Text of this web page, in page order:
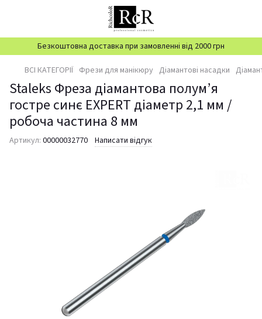
Безкоштовна доставка при замовленні від 2000 грн
ВСІ КАТЕГОРІЇ Фрези для манікюру Діамантові насадки
Staleks Фреза діамантова полум’я
гостре синє EXPERT діаметр 2,1 мм /
робоча частина 8 мм
Артикул: 00000032770 Написати відгук